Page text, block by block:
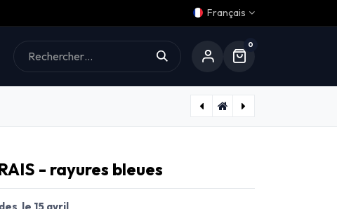
Français
Aide
0
- rayures bleues